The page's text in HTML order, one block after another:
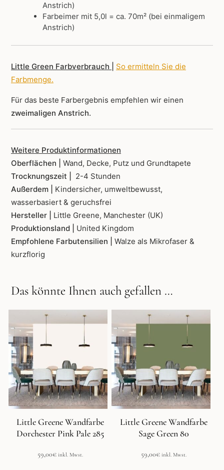
Anstrich)
Farbeimer mit 5,0l = ca. 70m² (bei einmaligem
Anstrich)
Little Green Farbverbrauch |
So ermitteln Sie die
Farbmenge.
Für das beste Farbergebnis empfehlen wir einen
zweimaligen Anstrich.
Weitere Produktinformationen
Oberflächen | Wand, Decke, Putz und Grundtapete
Trocknungszeit |
2-4 Stunden
Außerdem | Kindersicher, umweltbewusst,
wasserbasiert & geruchsfrei
Hersteller | Little Greene, Manchester (UK)
Produktionsland | United Kingdom
Empfohlene Farbutensilien | Walze als Mikrofaser &
kurzflorig
Das könnte Ihnen auch gefallen …
Little Greene Wandfarbe
Dorchester Pink Pale 285
59,00€ inkl. Mwst.
Little Greene Wandfarbe
Sage Green 80
59,00€ inkl. Mwst.